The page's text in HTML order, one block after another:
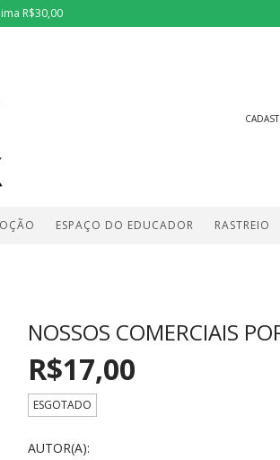
R$30,00
ESPAÇO DO EDUCADOR RASTREIO
NOSSOS COMERCIAIS
R$17,00
ESGOTADO
AUTOR(A):